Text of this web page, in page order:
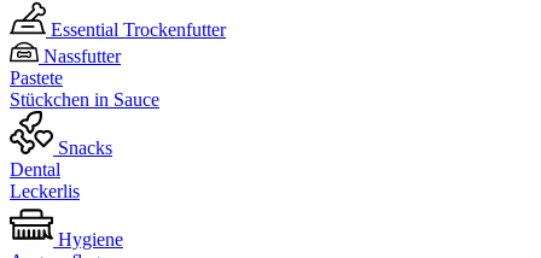
Essential Trockenfutter
Nassfutter
Pastete
Stückchen in Sauce
Snacks
Dental
Leckerlis
Hygiene